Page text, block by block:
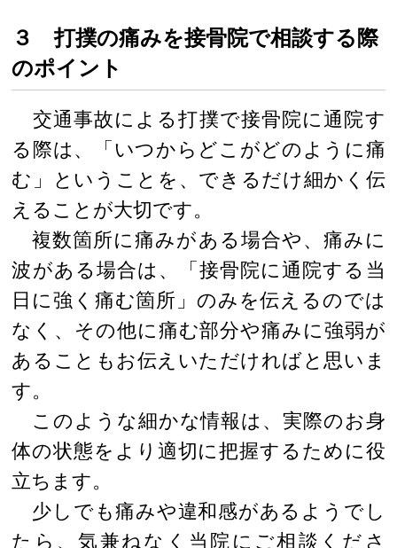
３ 打撲の痛みを接骨院で相談する際
のポイント
交通事故による打撲で接骨院に通院す
る際は、「いつからどこがどのように痛
む」ということを、できるだけ細かく伝
えることが大切です。
複数箇所に痛みがある場合や、痛みに
波がある場合は、「接骨院に通院する当
日に強く痛む箇所」のみを伝えるのでは
なく、その他に痛む部分や痛みに強弱が
あることもお伝えいただければと思いま
す。
このような細かな情報は、実際のお身
体の状態をより適切に把握するために役
立ちます。
少しでも痛みや違和感があるようでし
たら、気兼ねなく当院にご相談くださ